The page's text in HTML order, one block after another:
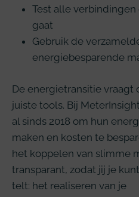
Test alle
gaat
Gebruik de
energiebesparende
De energietransitie vraagt
juiste tools. Bij
al sinds 2018 om hun
maken en kosten te
het koppelen van slimme
transparant, zodat jij je
telt: het realiseren van je